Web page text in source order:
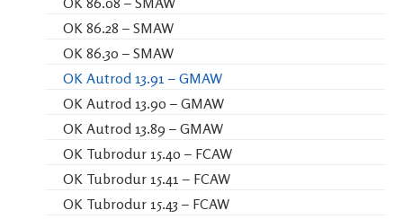
OK 86.28 – SMAW
OK 86.30 – SMAW
OK Autrod 13.91 – GMAW
OK Autrod 13.90 – GMAW
OK Autrod 13.89 – GMAW
OK Tubrodur 15.40 – FCAW
OK Tubrodur 15.41 – FCAW
OK Tubrodur 15.43 – FCAW